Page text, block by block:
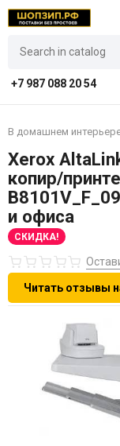
+7 987 088 20 54
В домашнем
Xerox
копир/
и офиса
СКИДКА!
Читать отзывы